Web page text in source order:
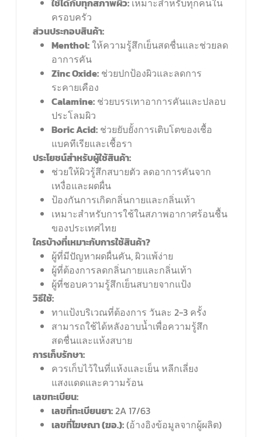
ครอบครัว
ส่วนประกอบสินค้า:
Menthol:ให้ความรู้สึกเย็นสดชื่นและช่วยลด
อาการคัน
Zinc Oxide:ช่วยปกป้องผิวและลดการ
ระคายเคือง
Calamine:ช่วยบรรเทาอาการคันและปลอบ
ประโลมผิว
Boric Acid:ช่วยยับยั้งการเติบโตของเชื้อ
แบคทีเรียและเชื้อรา
ประโยชน์สำหรับผู้ใช้สินค้า:
ช่วยให้ผิวรู้สึกสบายตัว ลดอาการคันจาก
เหงื่อและผดผื่น
ป้องกันการเกิดกลิ่นกายและกลิ่นเท้า
เหมาะสำหรับการใช้ในสภาพอากาศร้อนชื้น
ของประเทศไทย
ใครบ้างที่เหมาะกับการใช้สินค้า?
ผู้ที่มีปัญหาผดผื่นคัน, ผิวแพ้ง่าย
ผู้ที่ต้องการลดกลิ่นกายและกลิ่นเท้า
ผู้ที่ชอบความรู้สึกเย็นสบายจากแป้ง
วิธีใช้:
ทาแป้งบริเวณที่ต้องการ วันละ 2-3 ครั้ง
สามารถใช้ได้หลังอาบน้ำเพื่อความรู้สึก
สดชื่นและแห้งสบาย
การเก็บรักษา:
ควรเก็บไว้ในที่แห้งและเย็น หลีกเลี่ยง
แสงแดดและความร้อน
เลขทะเบียน:
เลขที่ทะเบียนยา:2A 17/63
เลขที่โฆษณา (ฆอ.):(อ้างอิงข้อมูลจากผู้ผลิต)